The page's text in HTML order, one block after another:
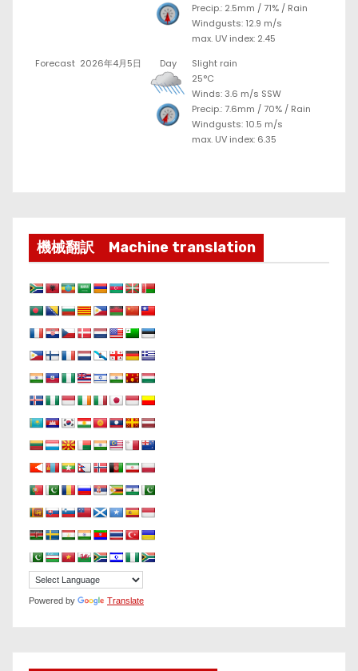
Precip.: 2.5mm /71% / Rain
Windgusts: 12.9 m/s
max. UV index: 2.45
Forecast 2026年4月5日 Day
Slight rain
25°C
Winds: 3.6 m/s SSW
Precip.:7.6mm /70% / Rain
Windgusts: 10.5 m/s
max. UV index: 6.35
機械翻訳 Machine translation
Powered by Translate